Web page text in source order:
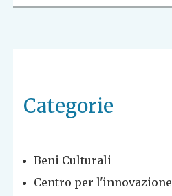
Categorie
Beni Culturali
Centro per l'innovazione